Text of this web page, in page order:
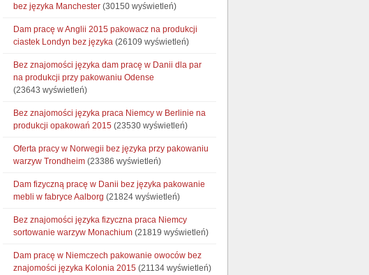
bez języka Manchester (30150 wyświetleń)
Dam pracę w Anglii 2015 pakowacz na produkcji
ciastek Londyn bez języka (26109 wyświetleń)
Bez znajomości języka dam pracę w Danii dla par
na produkcji przy pakowaniu Odense
(23643 wyświetleń)
Bez znajomości języka praca Niemcy w Berlinie na
produkcji opakowań 2015 (23530 wyświetleń)
Oferta pracy w Norwegii bez języka przy pakowaniu
warzyw Trondheim (23386 wyświetleń)
Dam fizyczną pracę w Danii bez języka pakowanie
mebli w fabryce Aalborg (21824 wyświetleń)
Bez znajomości języka fizyczna praca Niemcy
sortowanie warzyw Monachium (21819 wyświetleń)
Dam pracę w Niemczech pakowanie owoców bez
znajomości języka Kolonia 2015 (21134 wyświetleń)